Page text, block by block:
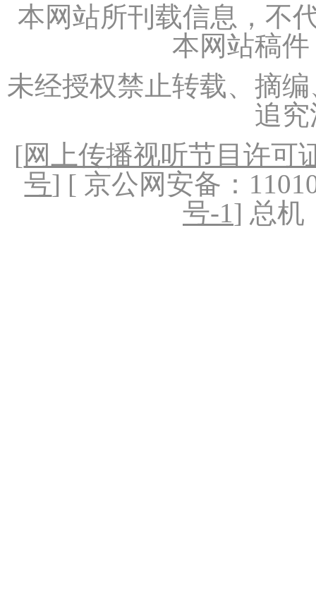
本网站所刊载信息，不
本网站稿
未经授权禁止转载、摘
追
[网上传播视听节目许可
号] [ 京公网安备：
号-1] 总机